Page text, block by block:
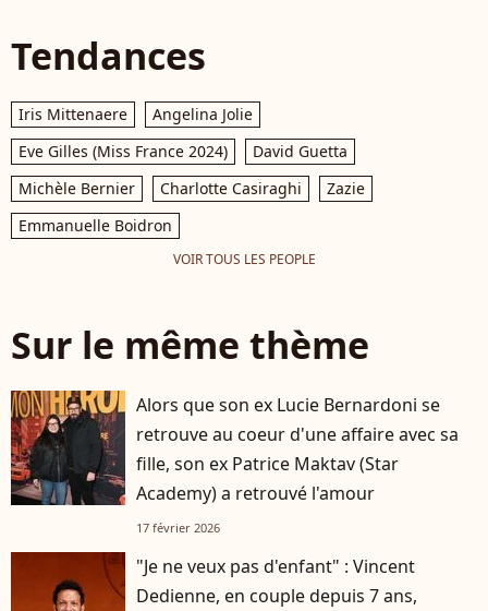
Tendances
Iris Mittenaere
Angelina Jolie
Eve Gilles (Miss France 2024)
David Guetta
Michèle Bernier
Charlotte Casiraghi
Zazie
Emmanuelle Boidron
VOIR TOUS LES PEOPLE
Sur le même thème
Alors que son ex Lucie Bernardoni se
retrouve au coeur d'une affaire avec sa
fille, son ex Patrice Maktav (Star
Academy) a retrouvé l'amour
17 février 2026
"Je ne veux pas d'enfant" : Vincent
Dedienne, en couple depuis 7 ans,